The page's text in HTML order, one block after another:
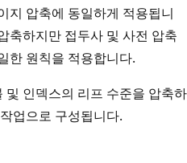
지 압축에 동일하게 적용됩니
축하지만 접두사 및 사전 압축
한 원칙을 적용합니다.
인덱스의 리프 수준을 압축하
업으로 구성됩니다.